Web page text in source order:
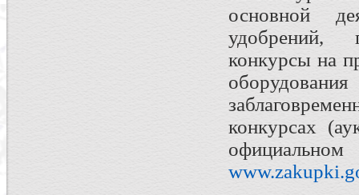
основной
удобрений,
конкурсы на
конкурсах